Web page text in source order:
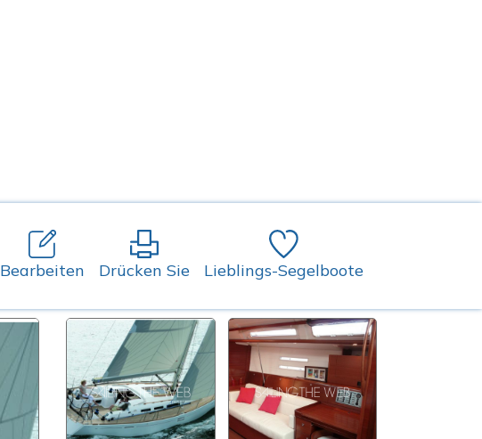
Bearbeiten Drücken Sie Lieblings-Segelboote